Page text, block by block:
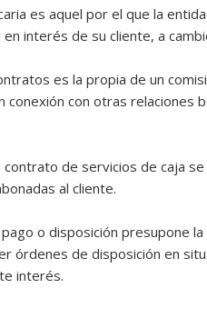
es aquel por el que la
interés de su cliente, a
es la propia de un
con otras
de servicios de caja
al cliente.
o disposición presupone
órdenes de disposición en
interés.